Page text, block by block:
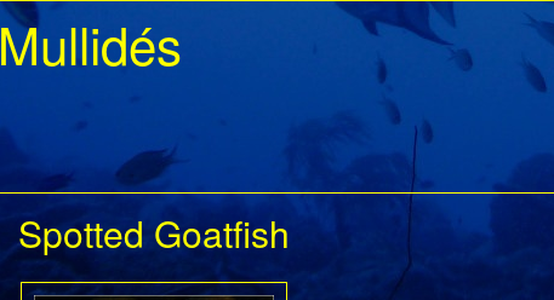
Mullidés
Spotted Goatfish